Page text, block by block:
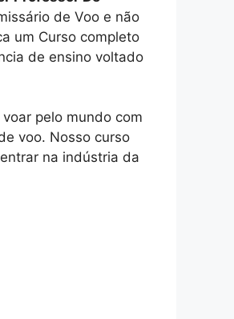
de Voo e não
um Curso completo
de ensino voltado
pelo mundo com
voo. Nosso curso
na indústria da